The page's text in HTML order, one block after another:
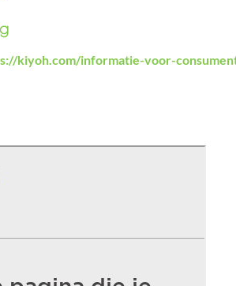
kiyoh.com/informatie-voor-